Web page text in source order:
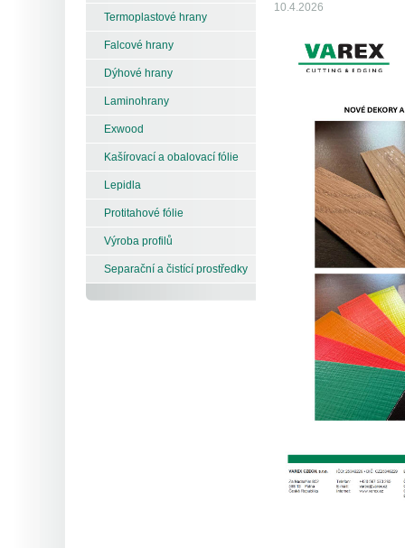
Termoplastové hrany
Falcové hrany
Dýhové hrany
Laminohrany
Exwood
Kašírovací a obalovací fólie
Lepidla
Protitahové fólie
Výroba profilů
Separační a čistící prostředky
10.4.2026